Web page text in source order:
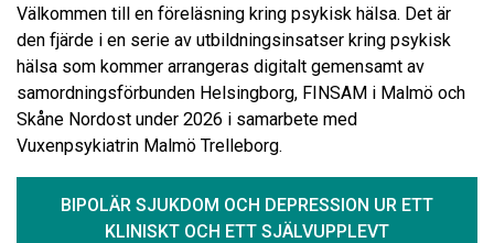
Välkommen till en föreläsning kring psykisk hälsa. Det är
den fjärde i en serie av utbildningsinsatser kring psykisk
hälsa som kommer arrangeras digitalt gemensamt av
samordningsförbunden Helsingborg, FINSAM i Malmö och
Skåne Nordost under 2026 i samarbete med
Vuxenpsykiatrin Malmö Trelleborg.
BIPOLÄR SJUKDOM OCH DEPRESSION UR ETT
KLINISKT OCH ETT SJÄLVUPPLEVT